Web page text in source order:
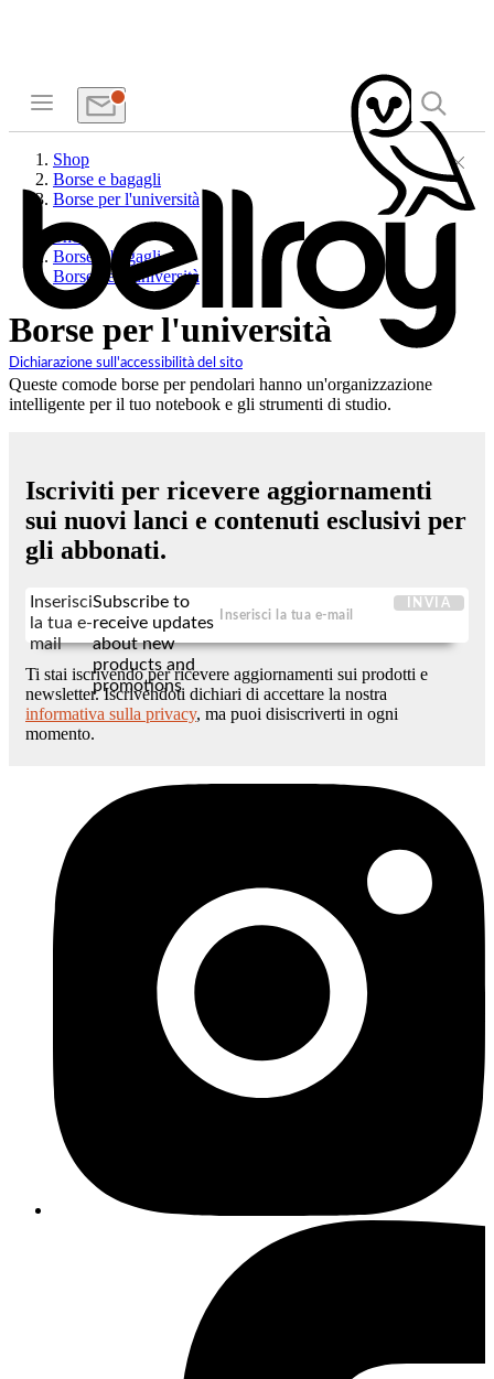
Dichiarazione sull'accessibilità del sito
Shop
Borse e bagagli
Borse per l'università
Shop
Borse e bagagli
Borse per l'università
Borse per l'università
Queste comode borse per pendolari hanno un'organizzazione
intelligente per il tuo notebook e gli strumenti di studio.
Iscriviti per ricevere aggiornamenti
sui nuovi lanci e contenuti esclusivi per
gli abbonati.
Inserisci
la tua e-
mail
Subscribe to
receive updates
about new
products and
promotions
INVIA
Ti stai iscrivendo per ricevere aggiornamenti sui prodotti e
newsletter. Iscrivendoti dichiari di accettare la nostra
informativa sulla privacy, ma puoi disiscriverti in ogni
momento.